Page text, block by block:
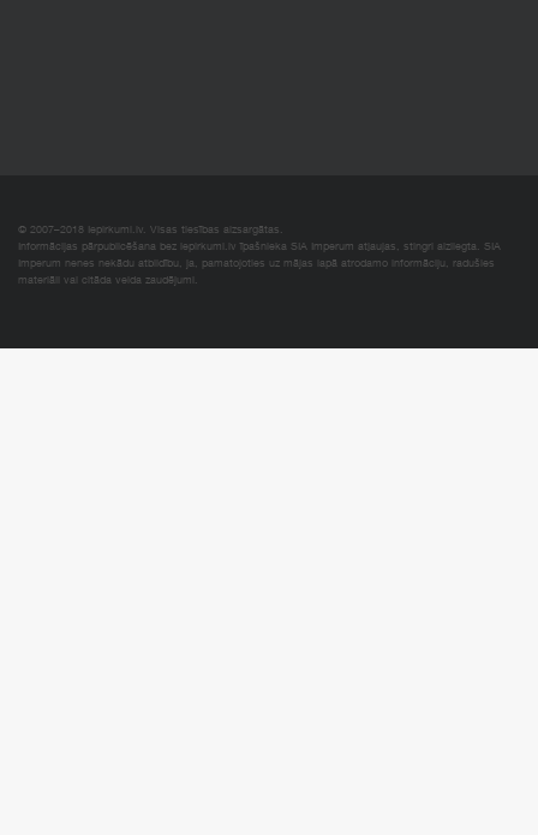
© 2007–2018 Iepirkumi.lv. Visas tiesības aizsargātas.
Informācijas pārpublicēšana bez iepirkumi.lv īpašnieka SIA Imperum atļaujas, stingri aizliegta. SIA
Imperum nenes nekādu atbildību, ja, pamatojoties uz mājas lapā atrodamo informāciju, radušies
materiāli vai citāda veida zaudējumi.